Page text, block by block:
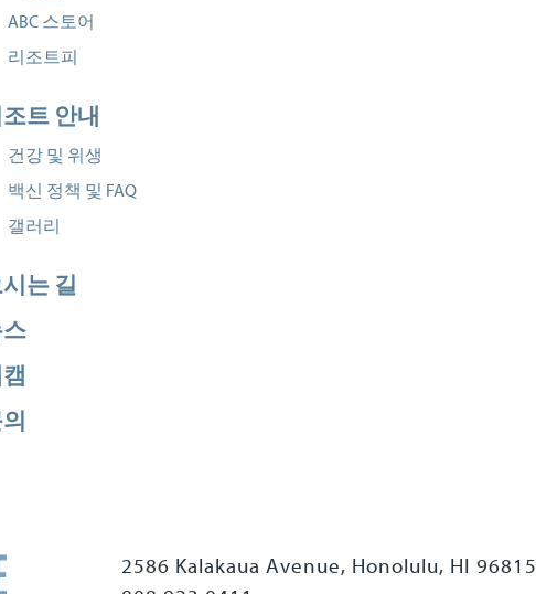
ABC 스토어
리조트피
트 안내
건강 및 위생
백신 정책 및 FAQ
갤러리
는 길
2586 Kalakaua Avenue, Honolulu, HI 96815